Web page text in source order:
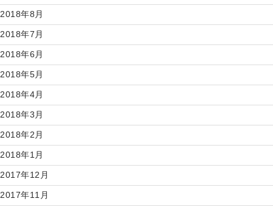
2018年8月
2018年7月
2018年6月
2018年5月
2018年4月
2018年3月
2018年2月
2018年1月
2017年12月
2017年11月